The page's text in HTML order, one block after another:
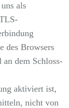
als
des Browsers
dem Schloss-
aktiviert ist,
nicht von